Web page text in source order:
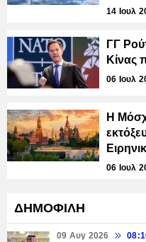
14 Ιουλ
ΓΓ
Κίνας
06 Ιουλ
Η
06 Ιουλ
ΔΗΜΟΦΙΛΗ
09 Αυγ 2026